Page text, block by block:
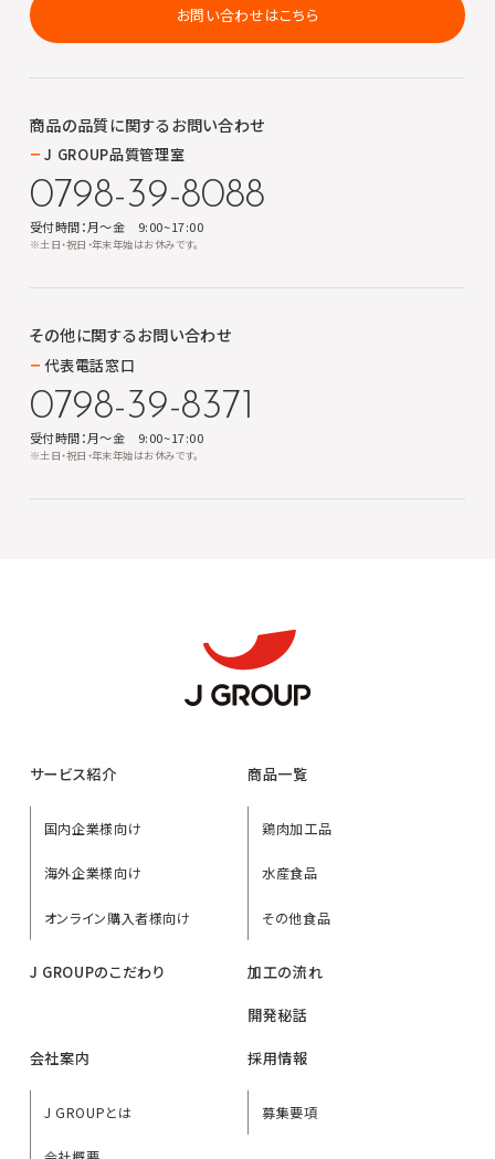
お問い合わせはこちら
商品の品質に関するお問い合わせ
J GROUP品質管理室
0798-39-8088
受付時間：月～金 9:00~17:00
※土日・祝日・年末年始はお休みです。
その他に関するお問い合わせ
代表電話窓口
0798-39-8371
受付時間：月～金 9:00~17:00
※土日・祝日・年末年始はお休みです。
サービス紹介
国内企業様向け
海外企業様向け
オンライン購入者様向け
J GROUPのこだわり
商品一覧
鶏肉加工品
水産食品
その他食品
加工の流れ
開発秘話
会社案内
J GROUPとは
採用情報
募集要項